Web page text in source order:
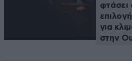
φτάσει
για
στην